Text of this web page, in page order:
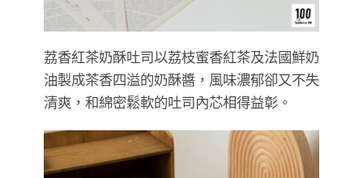
荔香紅茶奶酥吐司以荔枝蜜香紅茶及法國鮮奶
油製成茶香四溢的奶酥醬，風味濃郁卻又不失
清爽，和綿密鬆軟的吐司內芯相得益彰。